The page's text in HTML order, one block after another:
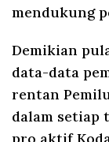
mendukung
Demikian
data-data
rentan
dalam setiap
pro aktif